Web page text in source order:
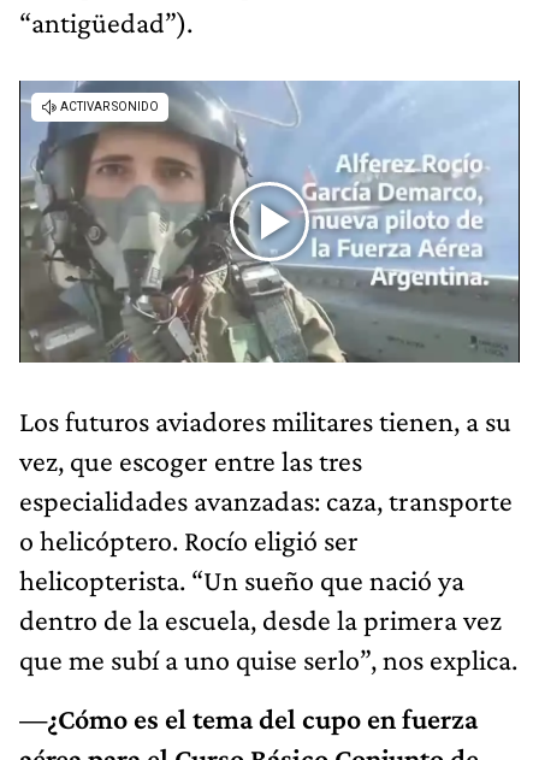
“antigüedad”).
Los futuros aviadores militares tienen, a su
vez, que escoger entre las tres
especialidades avanzadas: caza, transporte
o helicóptero. Rocío eligió ser
helicopterista. “Un sueño que nació ya
dentro de la escuela, desde la primera vez
que me subí a uno quise serlo”, nos explica.
—¿Cómo es el tema del cupo en fuerza